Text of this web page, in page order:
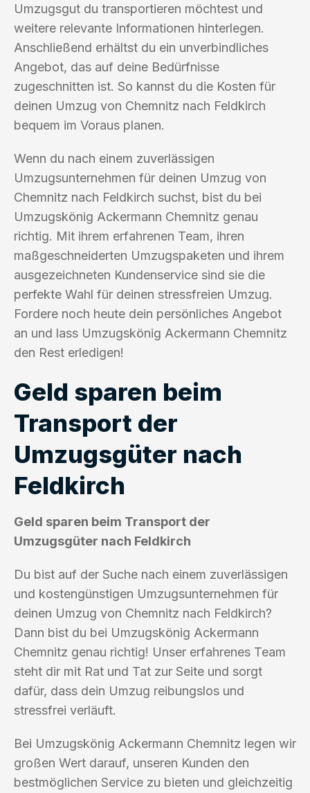
Umzugsgut du transportieren möchtest und
weitere relevante Informationen hinterlegen.
Anschließend erhältst du ein unverbindliches
Angebot, das auf deine Bedürfnisse
zugeschnitten ist. So kannst du die Kosten für
deinen Umzug von Chemnitz nach Feldkirch
bequem im Voraus planen.
Wenn du nach einem zuverlässigen
Umzugsunternehmen für deinen Umzug von
Chemnitz nach Feldkirch suchst, bist du bei
Umzugskönig Ackermann Chemnitz genau
richtig. Mit ihrem erfahrenen Team, ihren
maßgeschneiderten Umzugspaketen und ihrem
ausgezeichneten Kundenservice sind sie die
perfekte Wahl für deinen stressfreien Umzug.
Fordere noch heute dein persönliches Angebot
an und lass Umzugskönig Ackermann Chemnitz
den Rest erledigen!
Geld sparen beim
Transport der
Umzugsgüter nach
Feldkirch
Geld sparen beim Transport der
Umzugsgüter nach Feldkirch
Du bist auf der Suche nach einem zuverlässigen
und kostengünstigen Umzugsunternehmen für
deinen Umzug von Chemnitz nach Feldkirch?
Dann bist du bei Umzugskönig Ackermann
Chemnitz genau richtig! Unser erfahrenes Team
steht dir mit Rat und Tat zur Seite und sorgt
dafür, dass dein Umzug reibungslos und
stressfrei verläuft.
Bei Umzugskönig Ackermann Chemnitz legen wir
großen Wert darauf, unseren Kunden den
bestmöglichen Service zu bieten und gleichzeitig